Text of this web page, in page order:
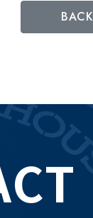
BACK